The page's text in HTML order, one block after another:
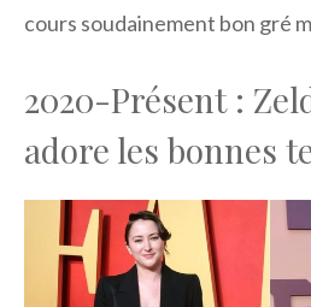
cours soudainement bon gré
2020-Présent :
adore les bonnes